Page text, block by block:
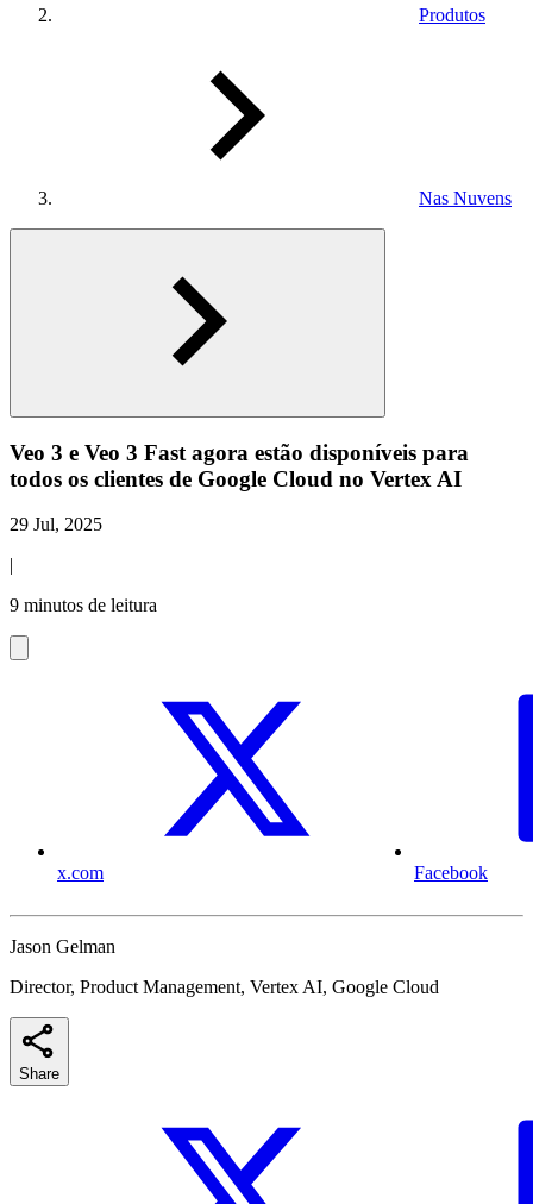
Produtos
Nas Nuvens
Veo 3 e Veo 3 Fast agora estão disponíveis para
todos os clientes de Google Cloud no Vertex AI
29 Jul, 2025
|
9 minutos de leitura
x.com Facebook
Jason Gelman
Director, Product Management, Vertex AI, Google Cloud
Share